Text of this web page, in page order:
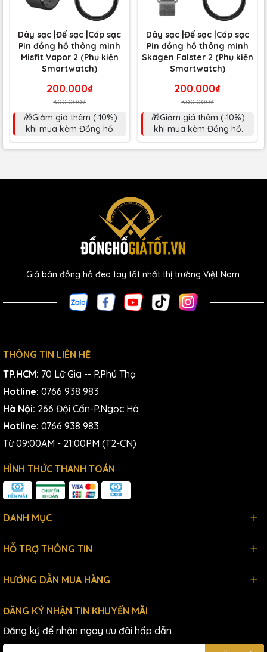
Dây sạc |Đế sạc |Cáp sạc
Pin đồng hồ thông minh
Misfit Vapor 2 (Phụ kiện
Smartwatch)
200.000₫
300.000₫
🎁Giảm giá thêm (-10%)
khi mua kèm Đồng hồ.
Dây sạc |Đế sạc |Cáp sạc
Pin đồng hồ thông minh
Skagen Falster 2 (Phụ kiện
Smartwatch)
200.000₫
300.000₫
🎁Giảm giá thêm (-10%)
khi mua kèm Đồng hồ.
Giá bán đồng hồ đeo tay tốt nhất thị trường Việt Nam.
THÔNG TIN LIÊN HỆ
TP.HCM: 70 Lữ Gia -- P.Phú Thọ
Hotline: 0766 938 983
Hà Nội: 266 Đội Cấn-P.Ngọc Hà
Hotline: 0766 938 983
Từ 09:00AM - 21:00PM (T2-CN)
HÌNH THỨC THANH TOÁN
DANH MỤC
HỖ TRỢ THÔNG TIN
HƯỚNG DẪN MUA HÀNG
ĐĂNG KÝ NHẬN TIN KHUYẾN MÃI
Đăng ký để nhận ngay ưu đãi hấp dẫn